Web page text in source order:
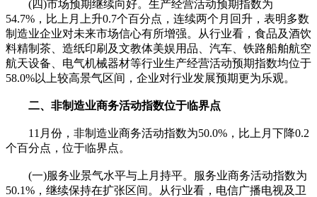
(四)市场预期继续向好。生产经营活动预期指数为
54.7%，比上月上升0.7个百分点，连续两个月回升，表明多数
制造业企业对未来市场信心有所增强。从行业看，食品及酒饮
料精制茶、造纸印刷及文教体美娱用品、汽车、铁路船舶航空
航天设备、电气机械器材等行业生产经营活动预期指数均位于
58.0%以上较高景气区间，企业对行业发展预期更为乐观。
二、非制造业商务活动指数位于临界点
11月份，非制造业商务活动指数为50.0%，比上月下降0.2
个百分点，位于临界点。
(一)服务业景气水平与上月持平。服务业商务活动指数为
50.1%，继续保持在扩张区间。从行业看，电信广播电视及卫